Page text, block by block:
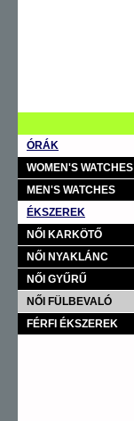
ÓRÁK
WOMEN'S WATCHES
MEN'S WATCHES
ÉKSZEREK
NŐI KARKÖTŐ
NŐI NYAKLÁNC
NŐI GYŰRŰ
NŐI FÜLBEVALÓ
FÉRFI ÉKSZEREK